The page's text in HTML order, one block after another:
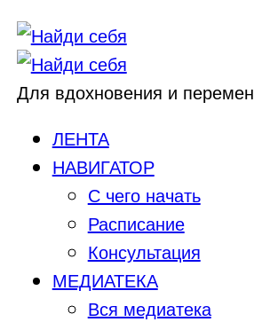
Для вдохновения и перемен
ЛЕНТА
НАВИГАТОР
С чего начать
Расписание
Консультация
МЕДИАТЕКА
Вся медиатека